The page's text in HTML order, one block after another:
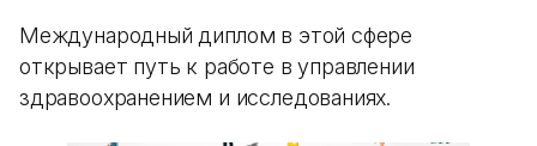
Международный диплом в этой сфере
открывает путь к работе в управлении
здравоохранением и исследованиях.